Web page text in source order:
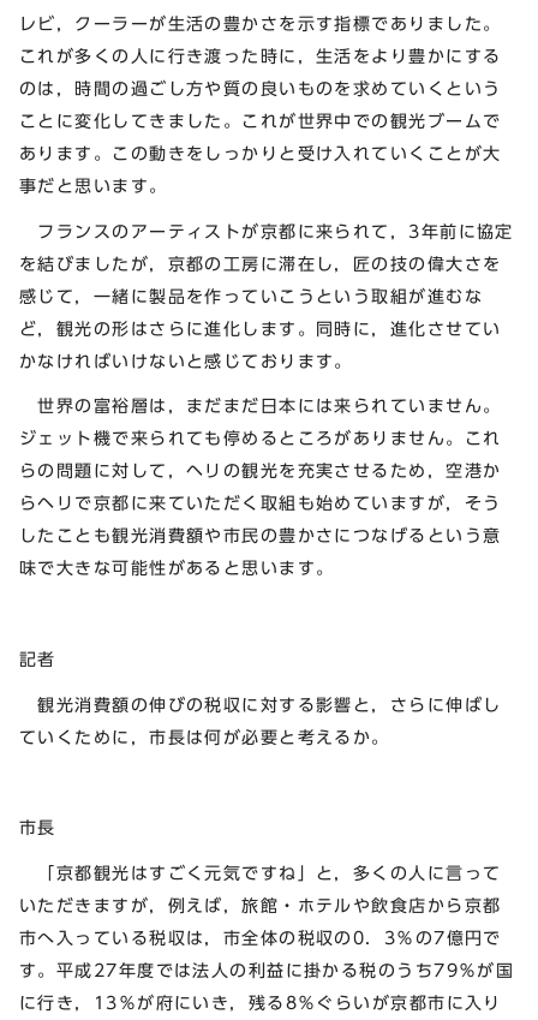
レビ，クーラーが生活の豊かさを示す指標でありました。
これが多くの人に行き渡った時に，生活をより豊かにする
のは，時間の過ごし方や質の良いものを求めていくという
ことに変化してきました。これが世界中での観光ブームで
あります。この動きをしっかりと受け入れていくことが大
事だと思います。
フランスのアーティストが京都に来られて，3年前に協定
を結びましたが，京都の工房に滞在し，匠の技の偉大さを
感じて，一緒に製品を作っていこうという取組が進むな
ど，観光の形はさらに進化します。同時に，進化させてい
かなければいけないと感じております。
世界の富裕層は，まだまだ日本には来られていません。
ジェット機で来られても停めるところがありません。これ
らの問題に対して，ヘリの観光を充実させるため，空港か
らヘリで京都に来ていただく取組も始めていますが，そう
したことも観光消費額や市民の豊かさにつなげるという意
味で大きな可能性があると思います。
記者
観光消費額の伸びの税収に対する影響と，さらに伸ばし
ていくために，市長は何が必要と考えるか。
市長
「京都観光はすごく元気ですね」と，多くの人に言って
いただきますが，例えば，旅館・ホテルや飲食店から京都
市へ入っている税収は，市全体の税収の0．3％の7億円で
す。平成27年度では法人の利益に掛かる税のうち79％が国
に行き，13％が府にいき，残る8％ぐらいが京都市に入り